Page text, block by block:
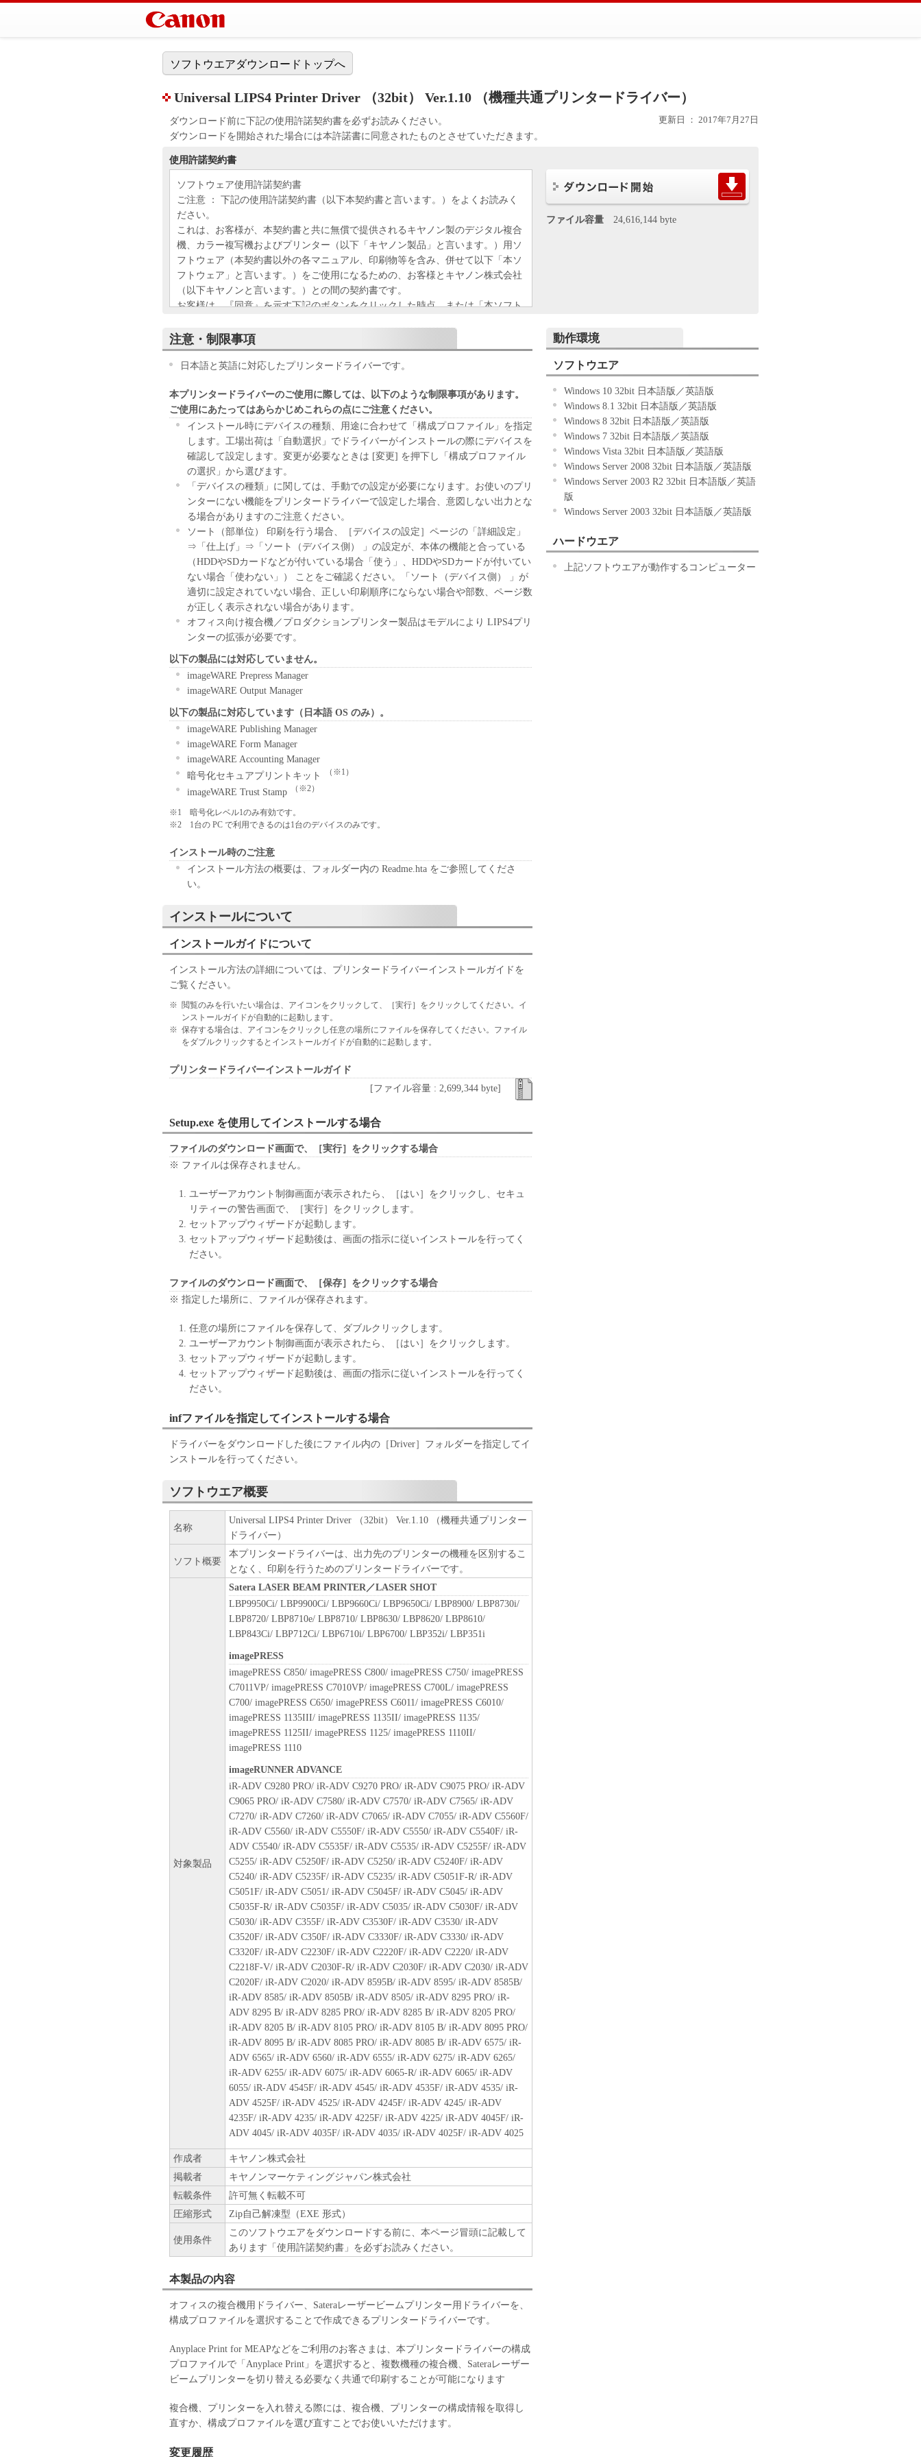
ソフトウエアダウンロードトップへ
Universal LIPS4 Printer Driver （32bit） Ver.1.10 （機種共通プリンタードライバー）
ダウンロード前に下記の使用許諾契約書を必ずお読みください。
ダウンロードを開始された場合には本許諾書に同意されたものとさせていただきます。
更新日 ： 2017年7月27日
使用許諾契約書
ソフトウェア使用許諾契約書
ご注意 ： 下記の使用許諾契約書（以下本契約書と言います。）をよくお読みく
ださい。
これは、お客様が、本契約書と共に無償で提供されるキヤノン製のデジタル複合
機、カラー複写機およびプリンター（以下「キヤノン製品」と言います。）用ソ
フトウェア（本契約書以外の各マニュアル、印刷物等を含み、併せて以下「本ソ
フトウェア」と言います。）をご使用になるための、お客様とキヤノン株式会社
（以下キヤノンと言います。）との間の契約書です。
お客様は、『同意』を示す下記のボタンをクリックした時点、または「本ソフト
す。
お客様が本契約書に同意できない場合、「本ソフトウェア」を使用することはで
きません。
(1) キヤノンは、お客様が「キヤノン製品」を利用する目的のために、「キヤノ
ン製品」に直接またはネットワークを通じ接続される複数のコンピューター（以
下「指定機器」と言います。）において、「本ソフトウェア」を使用（本契約書
においては、「本ソフトウェア」をコンピューターの記憶媒体上にインストール
すること、またはコンピューターにおいて表示すること、アクセスすること、も
しくは実行することのいずれも含むものとします。）するための非独占的権利を
お客様に対して許諾します。お客様は、また「指定機器」にネットワークを通じ
て接続されたコンピューター上で、かかるコンピューターの使用者に対して「本
ソフトウェア」を使用させることができますが、かかるコンピューターの使用者
に本契約書上の義務および条件を遵守させるとともに、その履行に関し全責任を
負うことを条件とします。
(2) お客様は、上記(1)に基づいて「本ソフトウェア」を使用するためのバックア
ップとして、「本ソフトウェア」を１部、複製することができます。
(3) 上記(1)および(2)に定める場合を除き、キヤノンまたはキヤノンのライセンサ
ーのいかなる知的財産権も、明示たると黙示たるとを問わず、本契約書によって
お客様に譲渡あるいは許諾されるものではありません。
２．制限
(1) お客様は、再使用許諾、譲渡、販売、頒布、リースもしくは貸与その他の方
法により、第三者に「本ソフトウェア」を使用させることはできません。
(2) お客様は、「本ソフトウェア」の全部または一部を修正、改変、逆コンパイ
ル、逆アセンブル、その他リバースエンジニアリング等することはできません。
また第三者にこのような行為をさせてはなりません。
３．著作権表示
お客様は、「本ソフトウェア」に含まれるキヤノンまたはキヤノンのライセンサ
ーの著作権表示を変更し、除去しもしくは削除してはなりません。
４．所有権
「本ソフトウェア」に係る権原および所有権は、その内容によりキヤノンまたは
５．輸出
お客様は、日本国政府または関連する外国政府より必要な許可等を得ることなし
に、「本ソフトウェア」の全部または一部を、直接または間接に輸出してはなり
ません。
びにキヤノンのライセンサーは、お客様による「本ソフトウェア」の使用を支援
すること、および「本ソフトウェア」に対してアップデート、バグの修正あるい
はサポートを行うことについて、いかなる責任も負うものではありません。
７．保証の否認・免責
(1) 「本ソフトウェア」は、『現状のまま』の状態で使用許諾されます。キヤノ
ン、キヤノンのライセンサー、キヤノンの子会社、キヤノンの関連会社、それら
の販売代理店または販売店のいずれも、「本ソフトウェア」に関して、商品性お
よび特定の目的への適合性の保証を含め、いかなる保証も、明示たると黙示たる
とを問わず一切しないものとします。
(2) キヤノン、キヤノンのライセンサー、キヤノンの子会社、キヤノンの関連会
たは使用不能から生ずるいかなる損害（逸失利益およびその他の派生的または付
随的な損害を含むがこれらに限定されない全ての損害を言います。）について、
適用法で認められる限り、一切の責任を負わないものとします。たとえ、キヤノ
ン、キヤノンのライセンサー、キヤノンの子会社、キヤノンの関連会社、それら
の販売代理店または販売店がかかる損害の可能性について知らされていた場合で
も同様です。
(3) キヤノン、キヤノンのライセンサー、キヤノンの子会社、キヤノンの関連会
「本ソフトウェア」の使用に起因または関連してお客様と第三者との間に生じた
いかなる紛争についても、一切責任を負わないものとします。
８．契約期間
(1) 本契約書は、お客様が、『同意』を示す下記のボタンをクリックした時点、
または「本ソフトウェア」をインストールした時点で発効し、下記(2)または(3)
(2) お客様は、「本ソフトウェア」およびその複製物のすべてを廃棄および消去
することにより、本契約書を終了させることができます。
します。
(4) お客様は、上記(3)によって本契約書が終了した場合、速やかに、「本ソフト
ウェア」およびその複製物のすべてを廃棄または消去するものとします。
(5) 上記にかかわらず、本契約書第2条、第4条から第7条まで、第8条第4項および
第10条の規定は、本契約書の終了後も効力を有します。
“米国政府エンドユーザー”とは、米国政府の機関また団体を意味します。もしお
SOFTWARE is a "commercial item," as that term is defined at 48 C.F.R. 2.101 (Oct
1995), consisting of "commercial computer software" and "commercial computer
software documentation," as such terms are used in 48 C.F.R. 12.212 (Sept 1995).
Consistent with 48 C.F.R. 12.212 and 48 C.F.R. 227.7202-1 through 227.7202-4 (June
1995), all U.S. Government End Users shall acquire the SOFTWARE with only those
rights set forth herein. The manufacturer is Canon Inc./30-2, Shimomaruko 3-chome,
Ohta-ku, Tokyo 146-8501, Japan.
本条項中で使用される"the SOFTWARE"とは、本契約書中で定義される「本ソフ
トウェア」を意味し、指し示すものとします。
10．分離可能性
本契約書のいずれかの条項またはその一部が法律により無効であると決定された
場合でも、その他の条項は完全に有効に存続するものとします。
キヤノン株式会社
ファイル容量 24,616,144 byte
注意・制限事項
日本語と英語に対応したプリンタードライバーです。
本プリンタードライバーのご使用に際しては、以下のような制限事項があります。
ご使用にあたってはあらかじめこれらの点にご注意ください。
インストール時にデバイスの種類、用途に合わせて「構成プロファイル」を指定
します。工場出荷は「自動選択」でドライバーがインストールの際にデバイスを
確認して設定します。変更が必要なときは [変更] を押下し「構成プロファイル
の選択」から選びます。
「デバイスの種類」に関しては、手動での設定が必要になります。お使いのプリ
ンターにない機能をプリンタードライバーで設定した場合、意図しない出力とな
る場合がありますのご注意ください。
ソート（部単位） 印刷を行う場合、［デバイスの設定］ページの「詳細設定」
⇒「仕上げ」⇒「ソート（デバイス側） 」の設定が、本体の機能と合っている
（HDDやSDカードなどが付いている場合「使う」、HDDやSDカードが付いてい
ない場合「使わない」） ことをご確認ください。「ソート（デバイス側） 」が
適切に設定されていない場合、正しい印刷順序にならない場合や部数、ページ数
が正しく表示されない場合があります。
オフィス向け複合機／プロダクションプリンター製品はモデルにより LIPS4プリ
ンターの拡張が必要です。
以下の製品には対応していません。
imageWARE Prepress Manager
imageWARE Output Manager
以下の製品に対応しています（日本語 OS のみ）。
imageWARE Publishing Manager
imageWARE Form Manager
imageWARE Accounting Manager
暗号化セキュアプリントキット
（※1）
imageWARE Trust Stamp （※2）
※1
暗号化レベル1のみ有効です。
※2
1台の PC で利用できるのは1台のデバイスのみです。
インストール時のご注意
インストール方法の概要は、フォルダー内の Readme.hta をご参照してくださ
い。
インストールについて
インストールガイドについて
インストール方法の詳細については、プリンタードライバーインストールガイドを
ご覧ください。
※ 閲覧のみを行いたい場合は、アイコンをクリックして、［実行］をクリックしてください。イ
ンストールガイドが自動的に起動します。
※ 保存する場合は、アイコンをクリックし任意の場所にファイルを保存してください。ファイル
をダブルクリックするとインストールガイドが自動的に起動します。
プリンタードライバーインストールガイド
[ファイル容量 : 2,699,344 byte]
Setup.exe を使用してインストールする場合
ファイルのダウンロード画面で、［実行］をクリックする場合
※ ファイルは保存されません。
ユーザーアカウント制御画面が表示されたら、［はい］をクリックし、セキュ
リティーの警告画面で、［実行］をクリックします。
セットアップウィザードが起動します。
セットアップウィザード起動後は、画面の指示に従いインストールを行ってく
ださい。
ファイルのダウンロード画面で、［保存］をクリックする場合
※ 指定した場所に、ファイルが保存されます。
任意の場所にファイルを保存して、ダブルクリックします。
ユーザーアカウント制御画面が表示されたら、［はい］をクリックします。
セットアップウィザードが起動します。
セットアップウィザード起動後は、画面の指示に従いインストールを行ってく
ださい。
infファイルを指定してインストールする場合
ドライバーをダウンロードした後にファイル内の［Driver］フォルダーを指定してイ
ンストールを行ってください。
ソフトウエア概要
名称
Universal LIPS4 Printer Driver （32bit） Ver.1.10 （機種共通プリンター
ドライバー）
ソフト概要
本プリンタードライバーは、出力先のプリンターの機種を区別するこ
となく、印刷を行うためのプリンタードライバーです。
対象製品
Satera LASER BEAM PRINTER／LASER SHOT
LBP9950Ci/ LBP9900Ci/ LBP9660Ci/ LBP9650Ci/ LBP8900/ LBP8730i/
LBP8720/ LBP8710e/ LBP8710/ LBP8630/ LBP8620/ LBP8610/
LBP843Ci/ LBP712Ci/ LBP6710i/ LBP6700/ LBP352i/ LBP351i
imagePRESS
imagePRESS C850/ imagePRESS C800/ imagePRESS C750/ imagePRESS
C7011VP/ imagePRESS C7010VP/ imagePRESS C700L/ imagePRESS
C700/ imagePRESS C650/ imagePRESS C6011/ imagePRESS C6010/
imagePRESS 1135III/ imagePRESS 1135II/ imagePRESS 1135/
imagePRESS 1125II/ imagePRESS 1125/ imagePRESS 1110II/
imagePRESS 1110
imageRUNNER ADVANCE
iR-ADV C9280 PRO/ iR-ADV C9270 PRO/ iR-ADV C9075 PRO/ iR-ADV
C9065 PRO/ iR-ADV C7580/ iR-ADV C7570/ iR-ADV C7565/ iR-ADV
C7270/ iR-ADV C7260/ iR-ADV C7065/ iR-ADV C7055/ iR-ADV C5560F/
iR-ADV C5560/ iR-ADV C5550F/ iR-ADV C5550/ iR-ADV C5540F/ iR-
ADV C5540/ iR-ADV C5535F/ iR-ADV C5535/ iR-ADV C5255F/ iR-ADV
C5255/ iR-ADV C5250F/ iR-ADV C5250/ iR-ADV C5240F/ iR-ADV
C5240/ iR-ADV C5235F/ iR-ADV C5235/ iR-ADV C5051F-R/ iR-ADV
C5051F/ iR-ADV C5051/ iR-ADV C5045F/ iR-ADV C5045/ iR-ADV
C5035F-R/ iR-ADV C5035F/ iR-ADV C5035/ iR-ADV C5030F/ iR-ADV
C5030/ iR-ADV C355F/ iR-ADV C3530F/ iR-ADV C3530/ iR-ADV
C3520F/ iR-ADV C350F/ iR-ADV C3330F/ iR-ADV C3330/ iR-ADV
C3320F/ iR-ADV C2230F/ iR-ADV C2220F/ iR-ADV C2220/ iR-ADV
C2218F-V/ iR-ADV C2030F-R/ iR-ADV C2030F/ iR-ADV C2030/ iR-ADV
C2020F/ iR-ADV C2020/ iR-ADV 8595B/ iR-ADV 8595/ iR-ADV 8585B/
iR-ADV 8585/ iR-ADV 8505B/ iR-ADV 8505/ iR-ADV 8295 PRO/ iR-
ADV 8295 B/ iR-ADV 8285 PRO/ iR-ADV 8285 B/ iR-ADV 8205 PRO/
iR-ADV 8205 B/ iR-ADV 8105 PRO/ iR-ADV 8105 B/ iR-ADV 8095 PRO/
iR-ADV 8095 B/ iR-ADV 8085 PRO/ iR-ADV 8085 B/ iR-ADV 6575/ iR-
ADV 6565/ iR-ADV 6560/ iR-ADV 6555/ iR-ADV 6275/ iR-ADV 6265/
iR-ADV 6255/ iR-ADV 6075/ iR-ADV 6065-R/ iR-ADV 6065/ iR-ADV
6055/ iR-ADV 4545F/ iR-ADV 4545/ iR-ADV 4535F/ iR-ADV 4535/ iR-
ADV 4525F/ iR-ADV 4525/ iR-ADV 4245F/ iR-ADV 4245/ iR-ADV
4235F/ iR-ADV 4235/ iR-ADV 4225F/ iR-ADV 4225/ iR-ADV 4045F/ iR-
ADV 4045/ iR-ADV 4035F/ iR-ADV 4035/ iR-ADV 4025F/ iR-ADV 4025
作成者
キヤノン株式会社
掲載者
キヤノンマーケティングジャパン株式会社
転載条件
許可無く転載不可
圧縮形式
Zip自己解凍型（EXE 形式）
使用条件
このソフトウエアをダウンロードする前に、本ページ冒頭に記載して
あります「使用許諾契約書」を必ずお読みください。
本製品の内容
オフィスの複合機用ドライバー、Sateraレーザービームプリンター用ドライバーを、
構成プロファイルを選択することで作成できるプリンタードライバーです。
Anyplace Print for MEAPなどをご利用のお客さまは、本プリンタードライバーの構成
プロファイルで「Anyplace Print」を選択すると、複数機種の複合機、Sateraレーザー
ビームプリンターを切り替える必要なく共通で印刷することが可能になります
複合機、プリンターを入れ替える際には、複合機、プリンターの構成情報を取得し
直すか、構成プロファイルを選び直すことでお使いいただけます。
変更履歴
動作環境
ソフトウエア
Windows 10 32bit 日本語版／英語版
Windows 8.1 32bit 日本語版／英語版
Windows 8 32bit 日本語版／英語版
Windows 7 32bit 日本語版／英語版
Windows Vista 32bit 日本語版／英語版
Windows Server 2008 32bit 日本語版／英語版
Windows Server 2003 R2 32bit 日本語版／英語
版
Windows Server 2003 32bit 日本語版／英語版
ハードウエア
上記ソフトウエアが動作するコンピューター